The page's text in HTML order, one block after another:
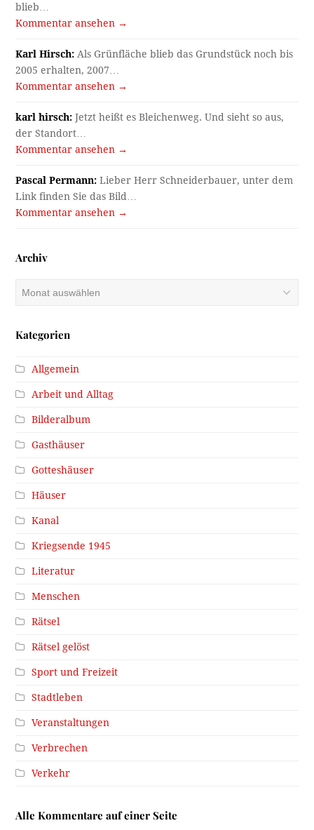
blieb…
Kommentar ansehen →
Karl Hirsch: Als Grünfläche blieb das Grundstück noch bis
2005 erhalten, 2007…
Kommentar ansehen →
karl hirsch: Jetzt heißt es Bleichenweg. Und sieht so aus,
der Standort…
Kommentar ansehen →
Pascal Permann: Lieber Herr Schneiderbauer, unter dem
Link finden Sie das Bild…
Kommentar ansehen →
Archiv
Kategorien
Allgemein
Arbeit und Alltag
Bilderalbum
Gasthäuser
Gotteshäuser
Häuser
Kanal
Kriegsende 1945
Literatur
Menschen
Rätsel
Rätsel gelöst
Sport und Freizeit
Stadtleben
Veranstaltungen
Verbrechen
Verkehr
Alle Kommentare auf einer Seite